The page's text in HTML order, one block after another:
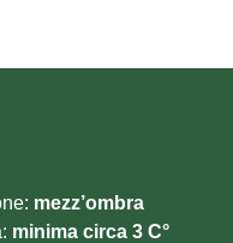
mezz’ombra
minima circa 3 C°